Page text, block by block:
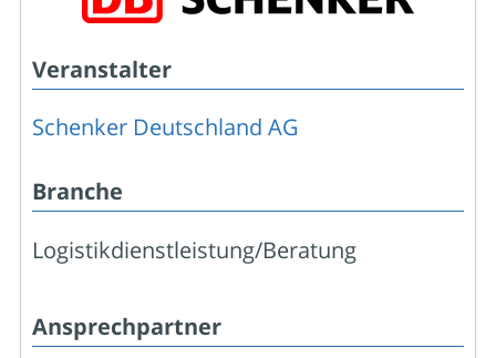
Veranstalter
Schenker Deutschland AG
Branche
Logistikdienstleistung/Beratung
Ansprechpartner